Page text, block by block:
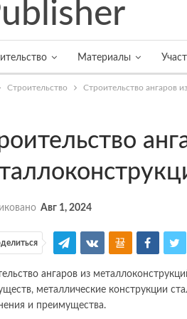
Материалы
Строительство Строительство ангаров
Авг 1, 2024
ангаров из
металлические конструкции
и преимущества.